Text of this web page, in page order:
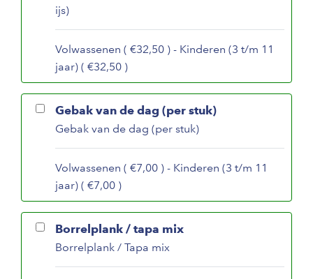
ijs)
Volwassenen ( €32,50 ) - Kinderen (3 t/m 11
jaar) ( €32,50 )
Gebak van de dag (per stuk)
Gebak van de dag (per stuk)
Volwassenen ( €7,00 ) - Kinderen (3 t/m 11
jaar) ( €7,00 )
Borrelplank / tapa mix
Borrelplank / Tapa mix